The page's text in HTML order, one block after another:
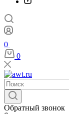
0
0
Обратный звонок